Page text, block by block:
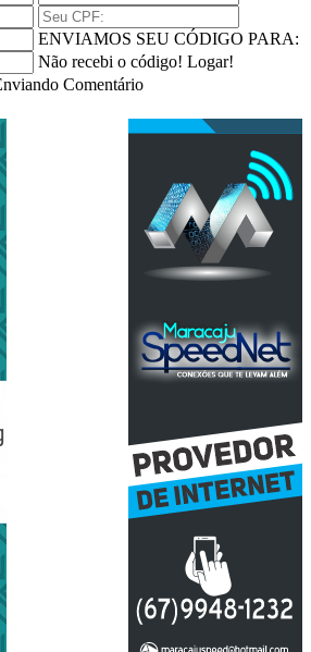
ENVIAMOS SEU CÓDIGO PARA:
Não recebi o código! Logar!